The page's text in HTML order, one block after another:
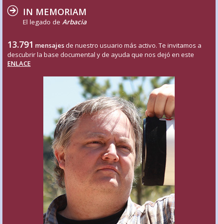
IN MEMORIAM
El legado de Arbacia
13.791 mensajes de nuestro usuario más activo. Te invitamos a
descubrir la base documental y de ayuda que nos dejó en este
ENLACE